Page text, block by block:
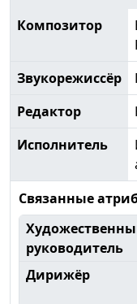
Композитор
Звукорежиссёр
Редактор
Исполнитель
Связанные
руководитель
Дирижёр